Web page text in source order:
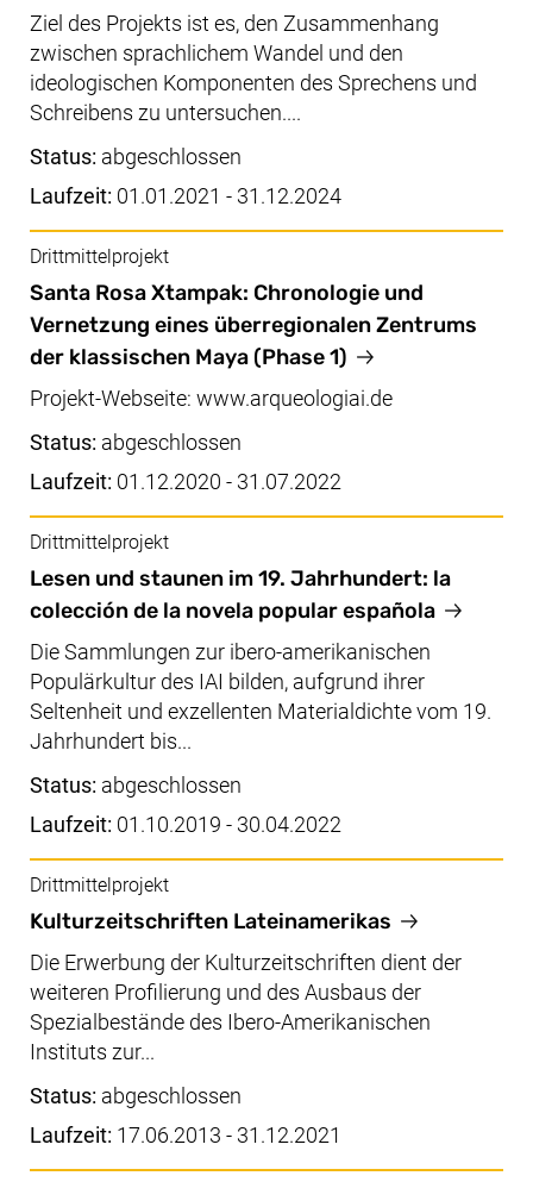
Ziel des Projekts ist es, den Zusammenhang
zwischen sprachlichem Wandel und den
ideologischen Komponenten des Sprechens und
Schreibens zu untersuchen....
Status: abgeschlossen
Laufzeit: 01.01.2021 - 31.12.2024
Santa Rosa Xtampak: Chronologie und
Vernetzung eines überregionalen Zentrums
der klassischen Maya (Phase 1)
Drittmittelprojekt
Projekt-Webseite: www.arqueologiai.de
Status: abgeschlossen
Laufzeit: 01.12.2020 - 31.07.2022
Lesen und staunen im 19. Jahrhundert: la
colección de la novela popular española
Drittmittelprojekt
Die Sammlungen zur ibero-amerikanischen
Populärkultur des IAI bilden, aufgrund ihrer
Seltenheit und exzellenten Materialdichte vom 19.
Jahrhundert bis...
Status: abgeschlossen
Laufzeit: 01.10.2019 - 30.04.2022
Kulturzeitschriften Lateinamerikas
Drittmittelprojekt
Die Erwerbung der Kulturzeitschriften dient der
weiteren Profilierung und des Ausbaus der
Spezialbestände des Ibero-Amerikanischen
Instituts zur...
Status: abgeschlossen
Laufzeit: 17.06.2013 - 31.12.2021